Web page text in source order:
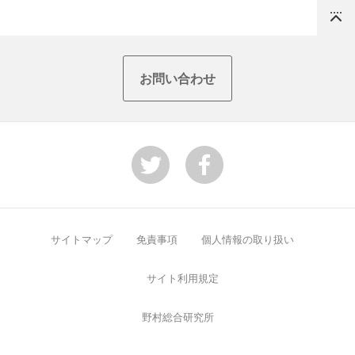
お問い合わせ
サイトマップ 免責事項 個人情報の取り扱い
サイト利用規定
野村総合研究所